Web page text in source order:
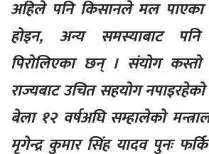
अहिले पनि किसानले मल
होइन, अन्य समस्याबाट
पिरोलिएका छन् । संयोग
राज्यबाट उचित सहयोग
बेला १२ वर्षअघि सम्हालेको
मृगेन्द्र कुमार सिंह यादव पुनः